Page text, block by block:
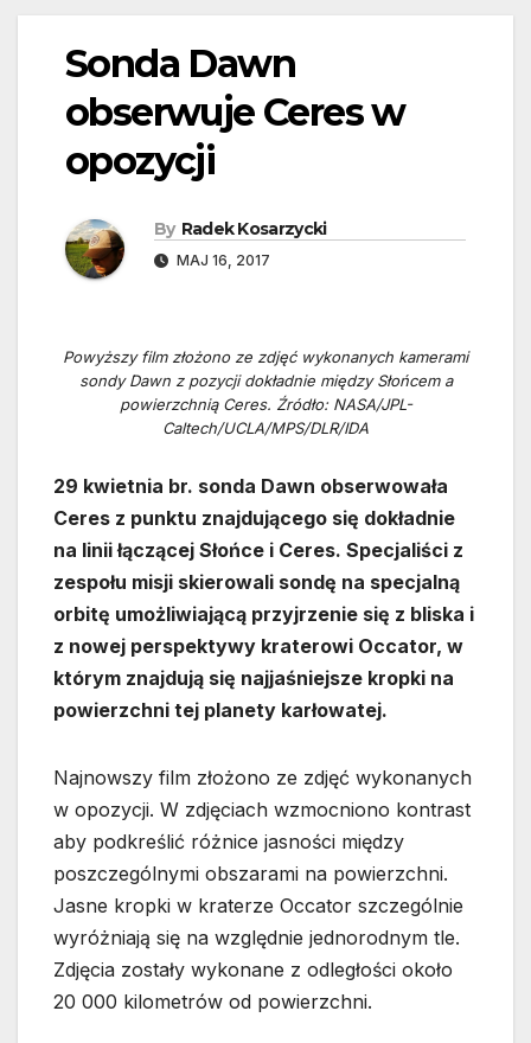
Sonda Dawn
obserwuje Ceres w
opozycji
By Radek Kosarzycki
MAJ 16, 2017
Powyższy film złożono ze zdjęć wykonanych kamerami
sondy Dawn z pozycji dokładnie między Słońcem a
powierzchnią Ceres. Źródło: NASA/JPL-
Caltech/UCLA/MPS/DLR/IDA
29 kwietnia br. sonda Dawn obserwowała
Ceres z punktu znajdującego się dokładnie
na linii łączącej Słońce i Ceres. Specjaliści z
zespołu misji skierowali sondę na specjalną
orbitę umożliwiającą przyjrzenie się z bliska i
z nowej perspektywy kraterowi Occator, w
którym znajdują się najjaśniejsze kropki na
powierzchni tej planety karłowatej.
Najnowszy film złożono ze zdjęć wykonanych
w opozycji. W zdjęciach wzmocniono kontrast
aby podkreślić różnice jasności między
poszczególnymi obszarami na powierzchni.
Jasne kropki w kraterze Occator szczególnie
wyróżniają się na względnie jednorodnym tle.
Zdjęcia zostały wykonane z odległości około
20 000 kilometrów od powierzchni.